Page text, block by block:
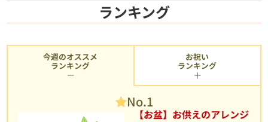
ランキング
今週のオススメ
ランキング
No.1
【お盆】お供えのアレンジ
お祝い
ランキング